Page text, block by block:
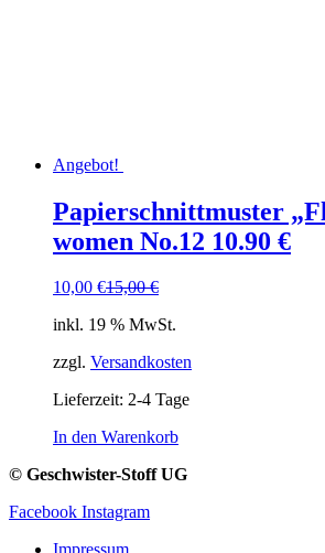
Angebot!
Papierschnittmuster
women No.12 10.90 €
15,00€
Ursprünglicher
war:
10,00 €
Aktueller
ist:
inkl. 19 % MwSt.
zzgl. Versandkosten
Lieferzeit: 2-4 Tage
In den Warenkorb
© Geschwister-Stoff UG
Facebook Instagram